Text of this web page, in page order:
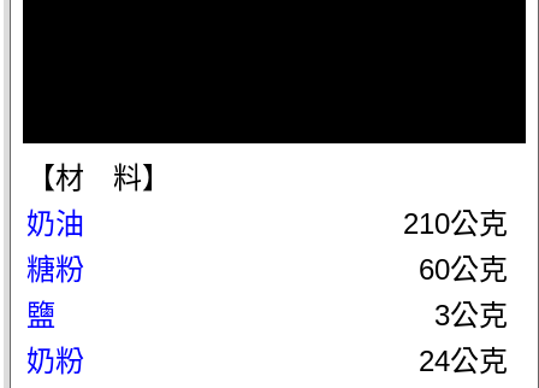
【材 料】
奶油
210公克
糖粉
60公克
鹽
3公克
奶粉
24公克